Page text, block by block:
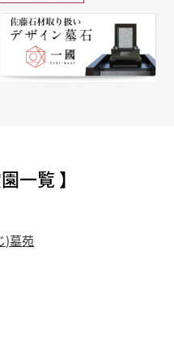
一覧 】
)墓苑